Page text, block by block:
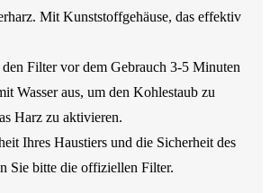
Mit Kunststoffgehäuse, das effektiv
Filter vor dem Gebrauch 3-5 Minuten
Wasser aus, um den Kohlestaub zu
Harz zu aktivieren.
Ihres Haustiers und die Sicherheit des
Sie bitte die offiziellen Filter.